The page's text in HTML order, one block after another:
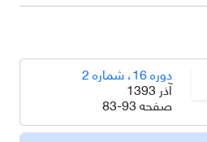
دوره 16، شماره 2
آذر 1393
صفحه83-93